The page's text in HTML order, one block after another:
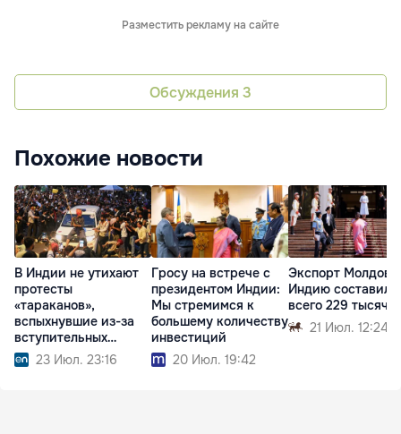
Разместить рекламу на сайте
Обсуждения 3
Похожие новости
В Индии не утихают
протесты
«тараканов»,
вспыхнувшие из-за
вступительных
экзаменов
23 Июл. 23:16
Гросу на встрече с
президентом Индии:
Мы стремимся к
большему количеству
инвестиций
20 Июл. 19:42
Экспорт
Индию составил
всего 229 тысяч
21 Июл. 12:24